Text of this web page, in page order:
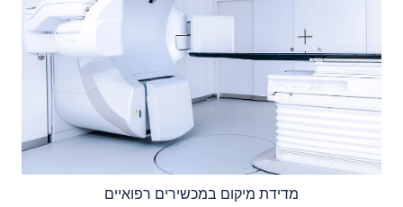
מדידת מיקום במכשירים רפואיים